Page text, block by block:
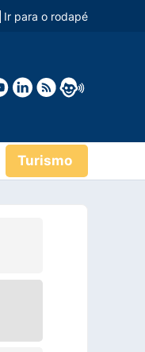
Ir para o rodapé
Turismo